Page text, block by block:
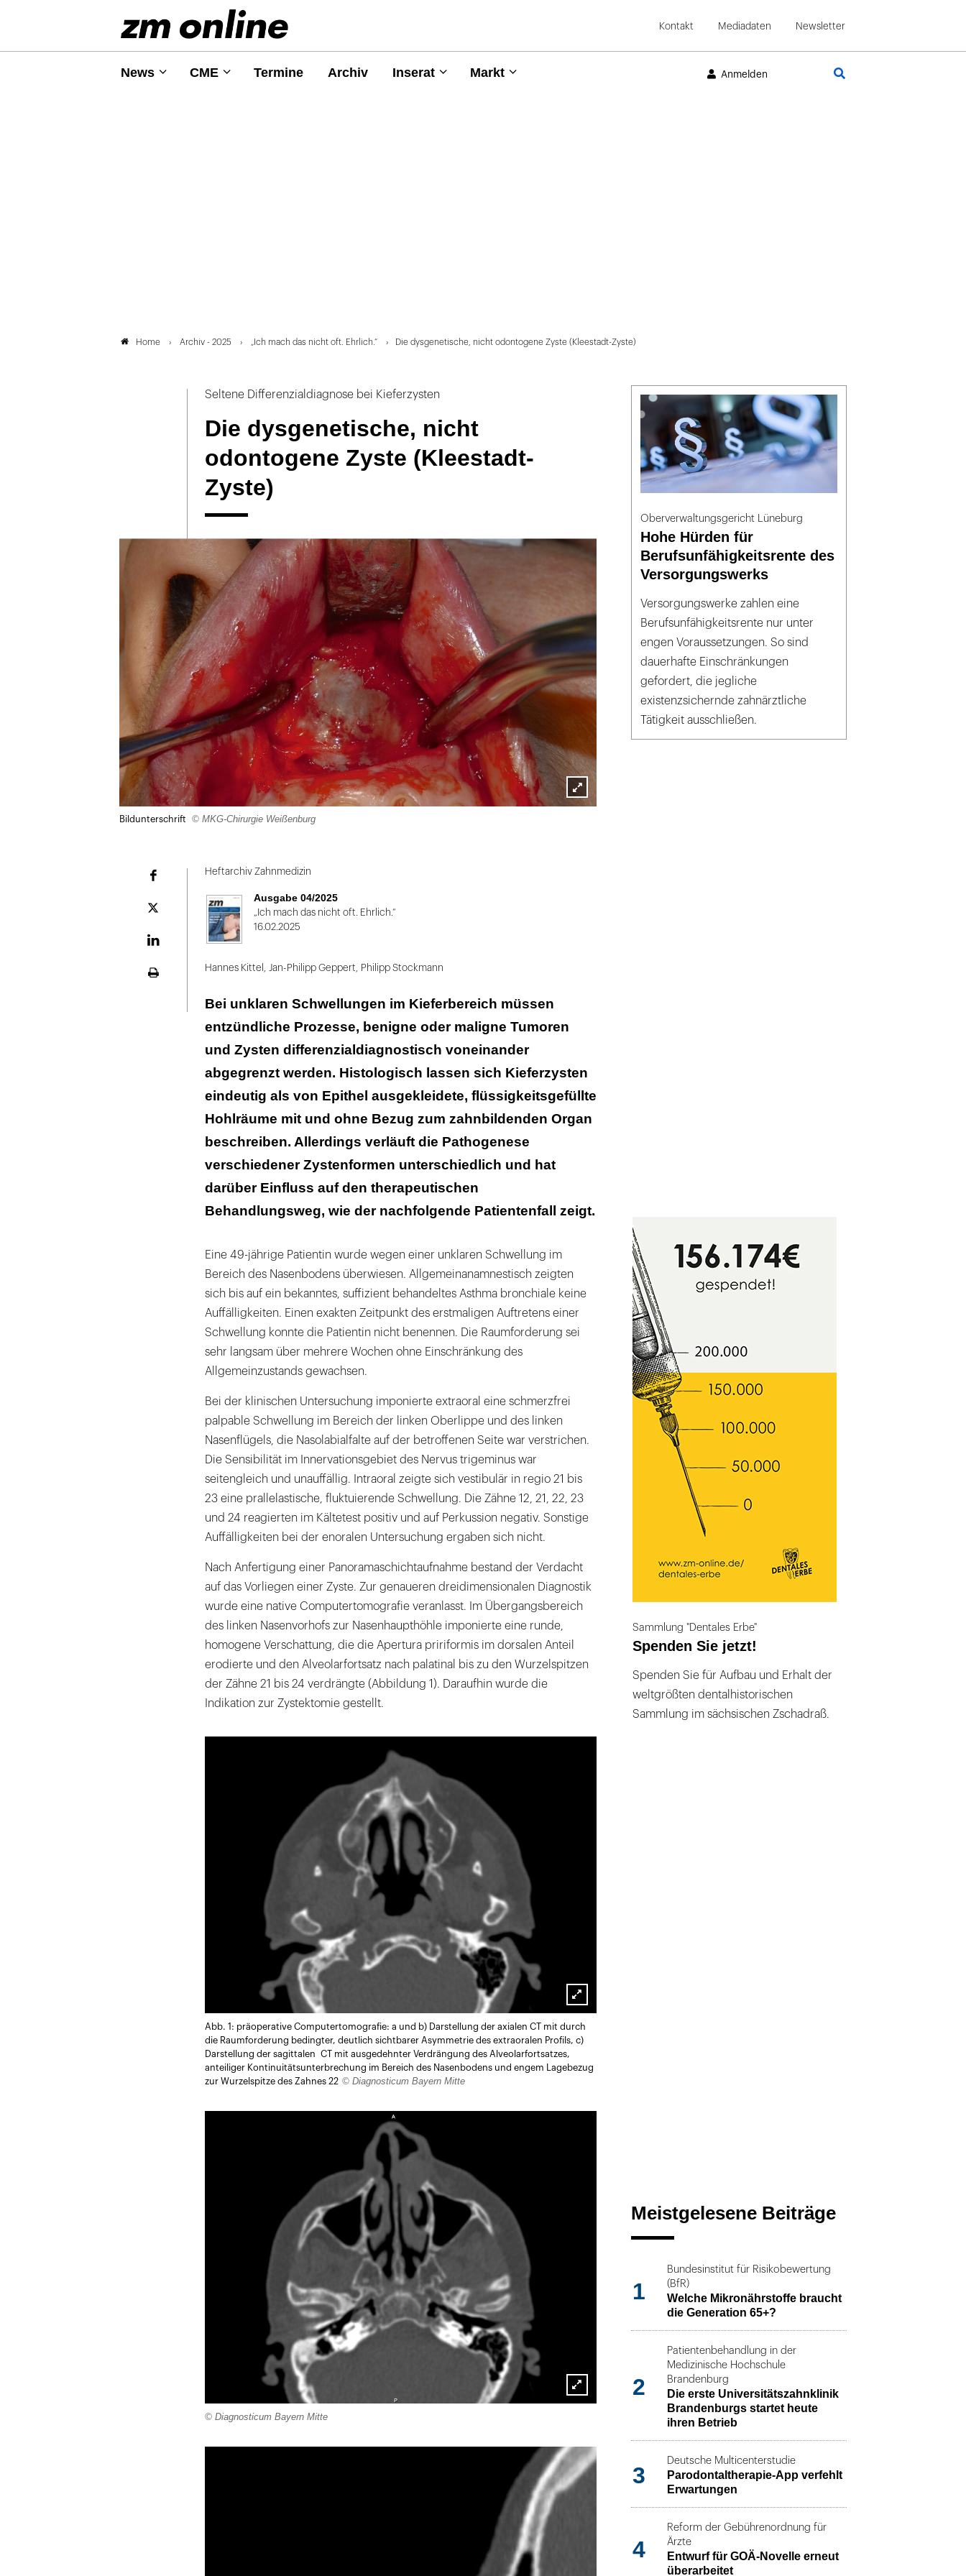
Kontakt Mediadaten Newsletter
News CME Termine Archiv Inserat Markt Anmelden
Home Archiv - 2025 „Ich mach das nicht oft. Ehrlich.“ Die dysgenetische, nicht odontogene Zyste (Kleestadt-Zyste)
Seltene Differenzialdiagnose bei Kieferzysten
Die dysgenetische, nicht
odontogene Zyste (Kleestadt-
Zyste)
Lightbox
Bildunterschrift © MKG-Chirurgie Weißenburg
Plattform
Heftarchiv Zahnmedizin
Ausgabe 04/2025
„Ich mach das nicht oft. Ehrlich.“
16.02.2025
Hannes Kittel Jan-Philipp Geppert Philipp Stockmann
Bei unklaren Schwellungen im Kieferbereich müssen
entzündliche Prozesse, benigne oder maligne Tumoren
und Zysten differenzialdiagnostisch voneinander
abgegrenzt werden. Histologisch lassen sich Kieferzysten
eindeutig als von Epithel ausgekleidete, flüssigkeitsgefüllte
Hohlräume mit und ohne Bezug zum zahnbildenden Organ
beschreiben. Allerdings verläuft die Pathogenese
verschiedener Zystenformen unterschiedlich und hat
darüber Einfluss auf den therapeutischen
Behandlungsweg, wie der nachfolgende Patientenfall zeigt.
Eine 49-jährige Patientin wurde wegen einer unklaren Schwellung im
Bereich des Nasenbodens überwiesen. Allgemeinanamnestisch zeigten
sich bis auf ein bekanntes, suffizient behandeltes Asthma bronchiale keine
Auffälligkeiten. Einen exakten Zeitpunkt des erstmaligen Auftretens einer
Schwellung konnte die Patientin nicht benennen. Die Raumforderung sei
sehr langsam über mehrere Wochen ohne Einschränkung des
Allgemeinzustands gewachsen.
Bei der klinischen Untersuchung imponierte extraoral eine schmerzfrei
palpable Schwellung im Bereich der linken Oberlippe und des linken
Nasenflügels, die Nasolabialfalte auf der betroffenen Seite war verstrichen.
Die Sensibilität im Innervationsgebiet des Nervus trigeminus war
seitengleich und unauffällig. Intraoral zeigte sich vestibulär in regio 21 bis
23 eine prallelastische, fluktuierende Schwellung. Die Zähne 12, 21, 22, 23
und 24 reagierten im Kältetest positiv und auf Perkussion negativ. Sonstige
Auffälligkeiten bei der enoralen Untersuchung ergaben sich nicht.
Nach Anfertigung einer Panoramaschichtaufnahme bestand der Verdacht
auf das Vorliegen einer Zyste. Zur genaueren dreidimensionalen Diagnostik
wurde eine native Computertomografie veranlasst. Im Übergangsbereich
des linken Nasenvorhofs zur Nasenhaupthöhle imponierte eine runde,
homogene Verschattung, die die Apertura pririformis im dorsalen Anteil
erodierte und den Alveolarfortsatz nach palatinal bis zu den Wurzelspitzen
der Zähne 21 bis 24 verdrängte (Abbildung 1). Daraufhin wurde die
Indikation zur Zystektomie gestellt.
Lightbox
öffnen
Abb. 1: präoperative Computertomografie: a und b) Darstellung der axialen CT mit durch
die Raumforderung bedingter, deutlich sichtbarer Asymmetrie des extraoralen Profils, c)
Darstellung der sagittalen CT mit ausgedehnter Verdrängung des Alveolarfortsatzes,
anteiliger Kontinuitätsunterbrechung im Bereich des Nasenbodens und engem Lagebezug
zur Wurzelspitze des Zahnes 22 © Diagnosticum Bayern Mitte
Lightbox
© Diagnosticum Bayern Mitte
Oberverwaltungsgericht Lüneburg
Hohe Hürden für
Berufsunfähigkeitsrente des
Versorgungswerks
Versorgungswerke zahlen eine
Berufsunfähigkeitsrente nur unter
engen Voraussetzungen. So sind
dauerhafte Einschränkungen
gefordert, die jegliche
existenzsichernde zahnärztliche
Tätigkeit ausschließen.
Sammlung "Dentales Erbe"
Spenden Sie jetzt!
Spenden Sie für Aufbau und Erhalt der
weltgrößten dentalhistorischen
Sammlung im sächsischen Zschadraß.
Meistgelesene Beiträge
1
Bundesinstitut für Risikobewertung
(BfR)
Welche Mikronährstoffe braucht
die Generation 65+?
2
Patientenbehandlung in der
Medizinische Hochschule
Brandenburg
Die erste Universitätszahnklinik
Brandenburgs startet heute
ihren Betrieb
3
Deutsche Multicenterstudie
Parodontaltherapie-App verfehlt
Erwartungen
4
Reform der Gebührenordnung für
Ärzte
Entwurf für GOÄ-Novelle erneut
überarbeitet